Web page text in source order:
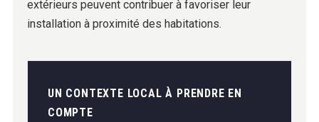
extérieurs peuvent contribuer à favoriser leur
installation à proximité des habitations.
UN CONTEXTE LOCAL À PRENDRE EN
COMPTE